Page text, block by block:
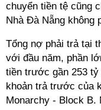
chuyển tiền tệ cũng
Nhà Đà Nẵng không
Tổng nợ phải trả tại
với đầu năm, phần
tiền trước gần 253 tỷ
khoản trả trước của
Monarchy - Block